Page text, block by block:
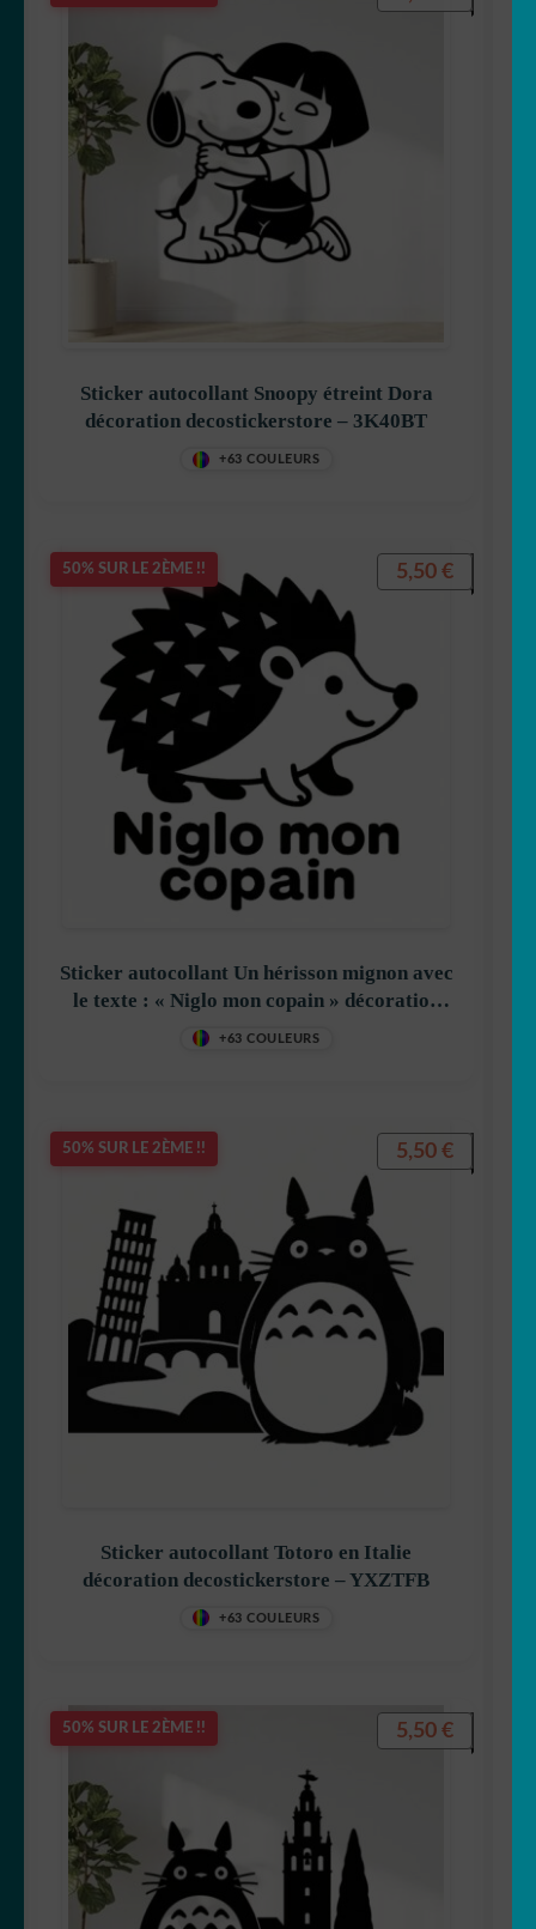
Sticker autocollant Snoopy étreint Dora
décoration decostickerstore – 3K40BT
+63 COULEURS
50% SUR LE 2ÈME !!
Sticker autocollant Un hérisson mignon avec
le texte : « Niglo mon copain » décoration
decostickerstore – YLRHAA
+63 COULEURS
5,50 €
50% SUR LE 2ÈME !!
Sticker autocollant Totoro en Italie
décoration decostickerstore – YXZTFB
+63 COULEURS
5,50 €
50% SUR LE 2ÈME !! 5,50 €